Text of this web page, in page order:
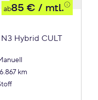
ab85 € / mtl.
Hybrid CULT
km